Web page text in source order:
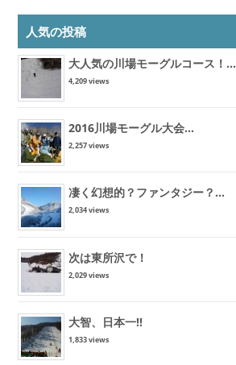
人気の投稿
大人気の川場モーグルコース！...
4,209 views
2016川場モーグル大会...
2,257 views
凄く幻想的？ファンタジー？...
2,034 views
次は東所沢で！
2,029 views
大智、日本一!!
1,833 views